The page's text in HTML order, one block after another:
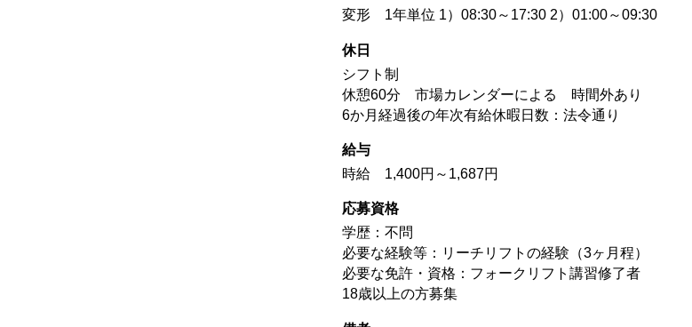
変形 1年単位 1）08:30～17:30 2）01:00～09:30
休日
シフト制
休憩60分 市場カレンダーによる 時間外あり
6か月経過後の年次有給休暇日数：法令通り
給与
時給 1,400円～1,687円
応募資格
学歴：不問
必要な経験等：リーチリフトの経験（3ヶ月程）
必要な免許・資格：フォークリフト講習修了者
18歳以上の方募集